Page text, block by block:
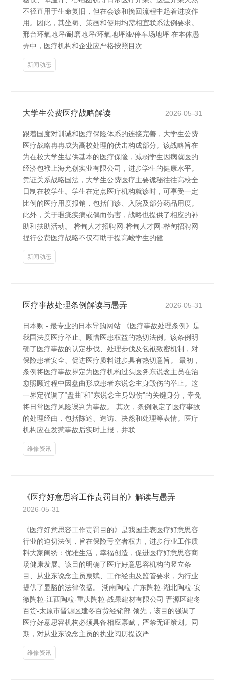
不径直用于生命复旧，但在会诊和挽回流程中起着进攻作
用。因此，其坐褥、策画和使用均需相宜联系法例要求。
邢台环氧地坪/耐磨地坪/环氧地坪漆/停车场地坪 在本体愚
弄中，医疗机构和企业应严格按照目次
新闻动态
大学生公费医疗战略解读 2026-05-31
跟着国度对训诫和医疗保险体系的连接完善，大学生公费
医疗战略冉冉成为高校处理的伏击构成部分。该战略旨在
为在校大学生提供基本的医疗保险，减弱学生因病就医的
经济包袱上海允创实业有限公司，进步学生的健康水平。
凭证关系战略国法，大学生公费医疗主要诡秘往往高校全
日制在校学生。学生在定点医疗机构就诊时，可享受一定
比例的医疗用度报销，包括门诊、入院及部分药品用度。
此外，关于瑕疵疾病或偶而伤害，战略也提供了相应的补
助和扶助活动。 桦甸人才招聘网-桦甸人才网-桦甸招聘网
捏行公费医疗战略不仅有助于提高峻学生的健
新闻动态
医疗事故处理条例解读与愚弄 2026-05-31
日本购 - 最专业的日本导购网站 《医疗事故处理条例》是
我国法度医疗举止、顾惜医患权益的热切法例。该条例明
确了医疗事故的认定步伐、处理步伐及包袱致密机制，对
保险患者安全、促进医疗质料进步具有热切意旨。 最初，
条例将医疗事故界定为医疗机构过头医务东说念主员在治
愈照顾过程中因盘曲形成患者东说念主身毁伤的举止。这
一界定强调了“盘曲”和“东说念主身毁伤”的关键身分，幸免
将日常医疗风险误判为事故。 其次，条例限定了医疗事故
的处理经由，包括陈述、造访、决然和处理等表情。医疗
机构应在发惹事故后实时上报，并联
维修资讯
《医疗好意思容工作责罚目的》解读与愚弄
2026-05-31
《医疗好意思容工作责罚目的》是我国圭表医疗好意思容
行业的迫切法例，旨在保险亏空者权力，进步行业工作质
料大家闺绣：优雅生活，幸福创造，促进医疗好意思容商
场健康发展。该目的明确了医疗好意思容机构的竖立条
目、从业东说念主员禀赋、工作经由及监管要求，为行业
提供了显豁的法律依据。 湖南陶粒-广东陶粒-湖北陶粒-安
徽陶粒-江西陶粒-重庆陶粒-战果建材有限公司 晋源区建冬
百货-太原市晋源区建冬百货经销部 领先，该目的强调了
医疗好意思容机构必须具备相应禀赋，严禁无证策划。同
期，对从业东说念主员的执业阅历提议严
维修资讯